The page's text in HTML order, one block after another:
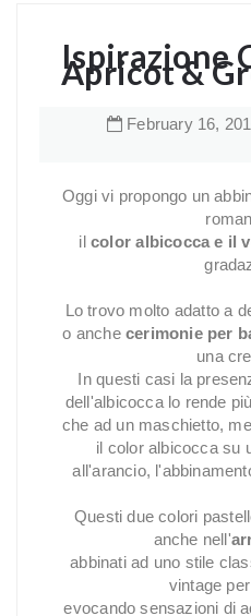
Ispirazione
Apricot &
February 16,
Oggi vi propongo un
ilcolor albicocca e il
Lo trovo molto adatto a
o anche cerimonie per
una
In questi casi la
dell'albicocca lo rende
che ad un maschietto,
il color albicocca su
all'arancio,
Questi due colori
anche nell'
abbinati ad uno stile
vintage
evocando sensazioni di